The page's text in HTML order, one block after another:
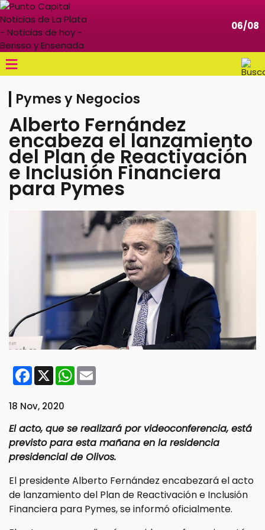
06/08
≡
Pymes y Negocios
Alberto Fernández
encabeza el lanzamiento
del Plan de Reactivación
e Inclusión Financiera
para Pymes
Facebook
X WhatsApp
Email
18 Nov, 2020
El acto, que se realizará por videoconferencia, está
previsto para esta mañana en la residencia
presidencial de Olivos.
El presidente Alberto Fernández encabezará el acto
de lanzamiento del Plan de Reactivación e Inclusión
Financiera para Pymes, se informó oficialmente.